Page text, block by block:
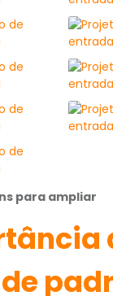
para ampliar